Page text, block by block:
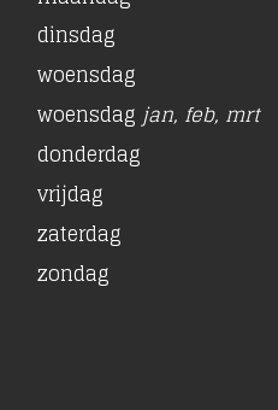
dinsdag
woensdag
woensdag jan, feb, mrt
donderdag
vrijdag
zaterdag
zondag